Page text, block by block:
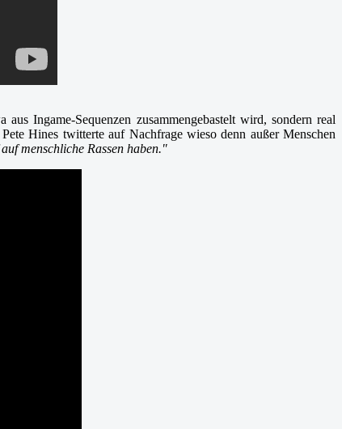
Ingame-Sequenzen zusammengebastelt wird, sondern real
Hines twitterte auf Nachfrage wieso denn außer Menschen
menschliche Rassen haben."